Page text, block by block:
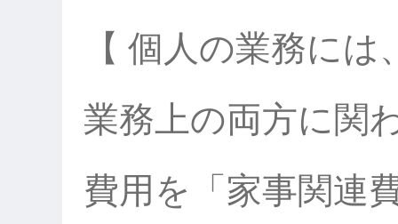
【 個人の業務に
業務上の両方に関
費用を「家事関連